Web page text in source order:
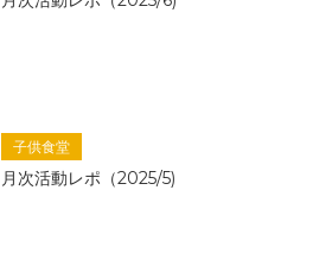
子供食堂
月次活動レポ（2025/5)